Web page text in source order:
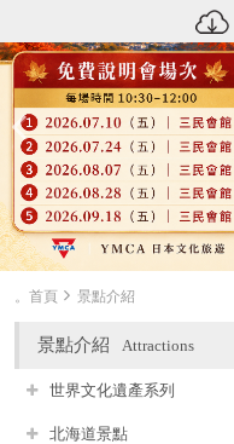
。首頁 景點介紹
景點介紹 Attractions
世界文化遺產系列
北海道景點